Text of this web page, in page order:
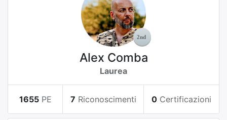
Alex Comba
Laurea
1655 PE 7 Riconoscimenti 0 Certificazioni